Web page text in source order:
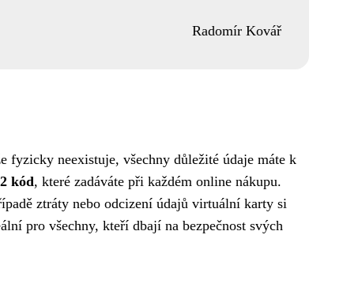
Radomír Kovář
fyzicky neexistuje, všechny důležité údaje máte k
kód, které zadáváte při každém online nákupu.
ztráty nebo odcizení údajů virtuální karty si
pro všechny, kteří dbají na bezpečnost svých